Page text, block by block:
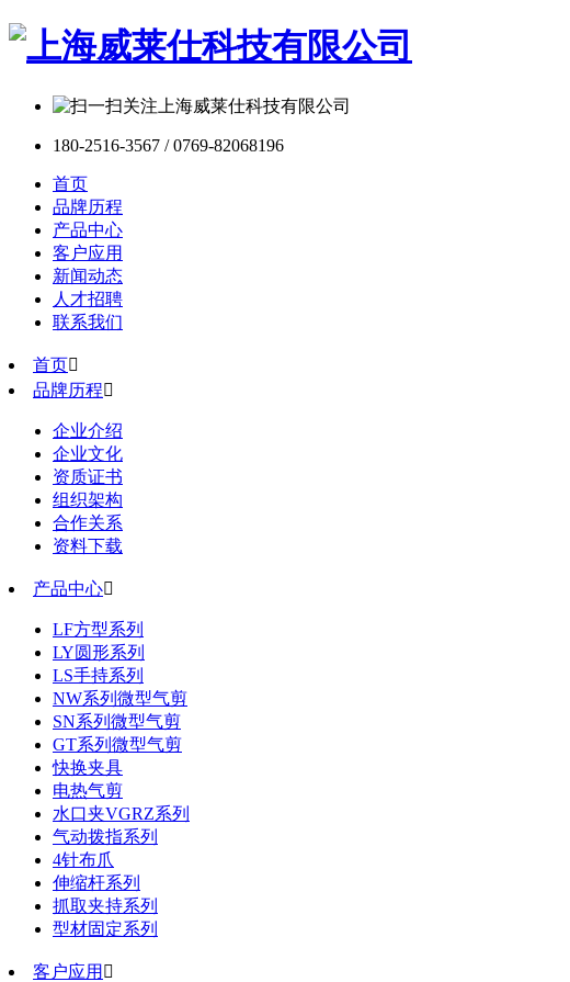
180-2516-3567 / 0769-82068196
首页
品牌历程
产品中心
客户应用
新闻动态
人才招聘
联系我们
首页
品牌历程
企业介绍
企业文化
资质证书
组织架构
合作关系
资料下载
产品中心
LF方型系列
LY圆形系列
LS手持系列
NW系列微型气剪
SN系列微型气剪
GT系列微型气剪
快换夹具
电热气剪
水口夹VGRZ系列
气动拨指系列
4针布爪
伸缩杆系列
抓取夹持系列
型材固定系列
客户应用 